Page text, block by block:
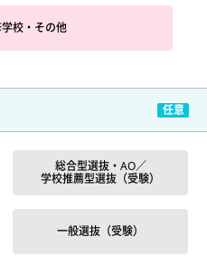
校・その他
総合型選抜・AO／
学校推薦型選抜（受験）
一般選抜（受験）